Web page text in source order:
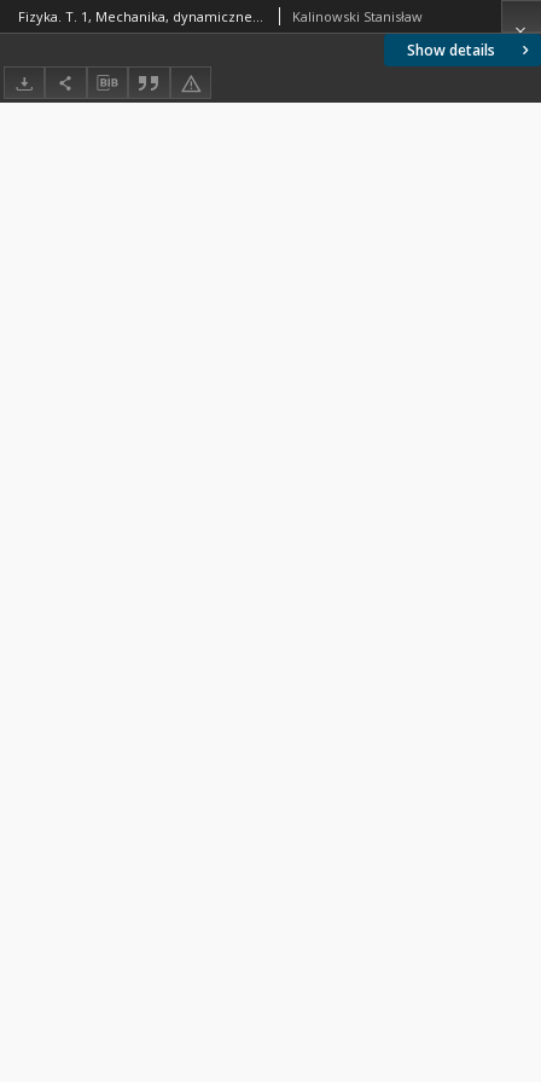
Show details
Fizyka. T. 1, Mechanika, dynamiczne własności ciał, ciepło Kalinowski Stanisław